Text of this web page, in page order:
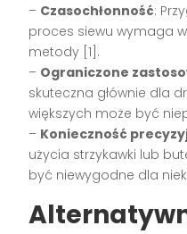
– Czasochłonność:
proces siewu wymaga
metody [1].
– Ograniczone
skuteczna głównie dla
większych może być
– Konieczność
użycia strzykawki lub
być niewygodne dla